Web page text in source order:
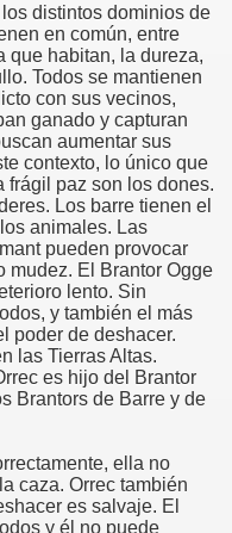
distintos dominios de
en común, entre
que habitan, la dureza,
Todos se mantienen
con sus vecinos,
ganado y capturan
aumentar sus
contexto, lo único que
frágil paz son los dones.
Los barre tienen el
animales. Las
pueden provocar
mudez. El Brantor Ogge
lento. Sin
y también el más
poder de deshacer.
las Tierras Altas.
es hijo del Brantor
Brantors de Barre y de
ella no
caza. Orrec también
es salvaje. El
y él no puede